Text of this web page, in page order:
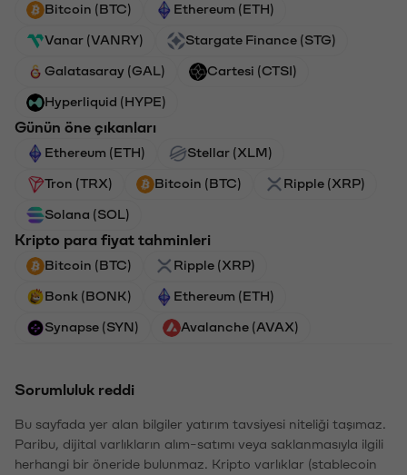
Bitcoin (BTC) Ethereum (ETH)
Vanar (VANRY) Stargate Finance (STG)
Galatasaray (GAL) Cartesi (CTSI)
Hyperliquid (HYPE)
Günün öne çıkanları
Ethereum (ETH) Stellar (XLM)
Tron (TRX) Bitcoin (BTC) Ripple (XRP)
Solana (SOL)
Kripto para fiyat tahminleri
Bitcoin (BTC) Ripple (XRP)
Bonk (BONK) Ethereum (ETH)
Synapse (SYN) Avalanche (AVAX)
Sorumluluk reddi
Bu sayfada yer alan bilgiler yatırım tavsiyesi niteliği taşımaz.
Paribu, dijital varlıkların alım-satımı veya saklanmasıyla ilgili
herhangi bir öneride bulunmaz. Kripto varlıklar (stablecoin